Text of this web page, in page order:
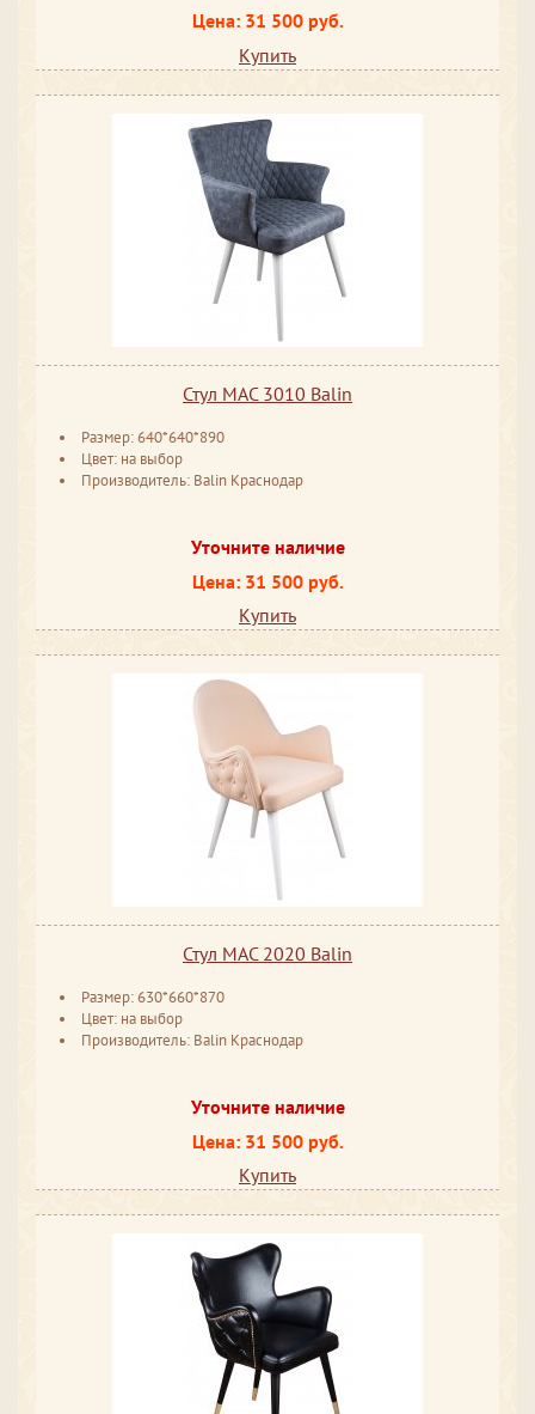
Цена: 31 500 руб.
Купить
Стул MAC 3010 Balin
Размер: 640*640*890
Цвет: на выбор
Производитель: Balin Краснодар
Уточните наличие
Цена: 31 500 руб.
Купить
Стул MAC 2020 Balin
Размер: 630*660*870
Цвет: на выбор
Производитель: Balin Краснодар
Уточните наличие
Цена: 31 500 руб.
Купить